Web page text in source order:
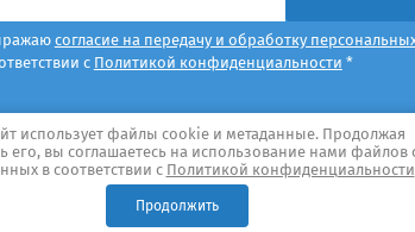
использует файлы cookie и метаданные. Продолжая
его, вы соглашаетесь на использование нами файлов
в соответствии с Политикой конфиденциальности
Продолжить
согласие на передачу и обработку
с Политикой конфиденциальности *